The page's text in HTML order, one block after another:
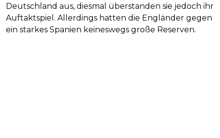
Deutschland aus, diesmal überstanden sie jedoch ihr
Auftaktspiel. Allerdings hatten die Engländer gegen
ein starkes Spanien keineswegs große Reserven.